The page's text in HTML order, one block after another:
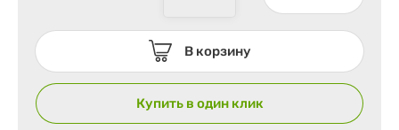
В корзину
Купить в один клик